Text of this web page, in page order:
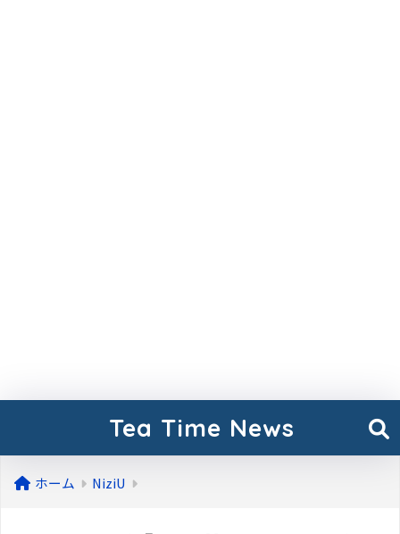
Tea Time News
ホーム NiziU